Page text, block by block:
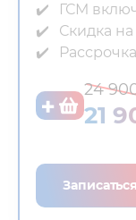
ГСМ
Скидка
24
21
Записаться